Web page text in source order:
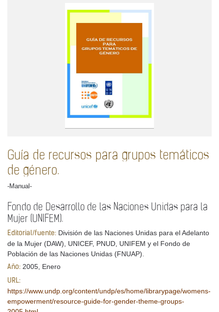
Guía de recursos para grupos temáticos
de género.
-Manual-
Fondo de Desarrollo de las Naciones Unidas para la
Mujer (UNIFEM).
Editorial/fuente: División de las Naciones Unidas para el Adelanto
de la Mujer (DAW), UNICEF, PNUD, UNIFEM y el Fondo de
Población de las Naciones Unidas (FNUAP).
Año: 2005, Enero
URL:
https://www.undp.org/content/undp/es/home/librarypage/womens-
empowerment/resource-guide-for-gender-theme-groups-